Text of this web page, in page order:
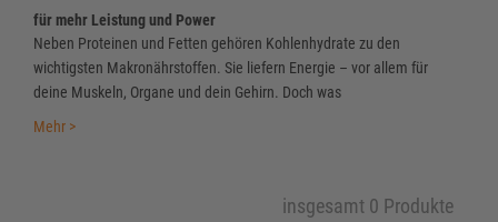
für mehr Leistung und Power
Neben Proteinen und Fetten gehören Kohlenhydrate zu den
wichtigsten Makronährstoffen. Sie liefern Energie – vor allem für
deine Muskeln, Organe und dein Gehirn. Doch was
Mehr >
insgesamt 0 Produkte